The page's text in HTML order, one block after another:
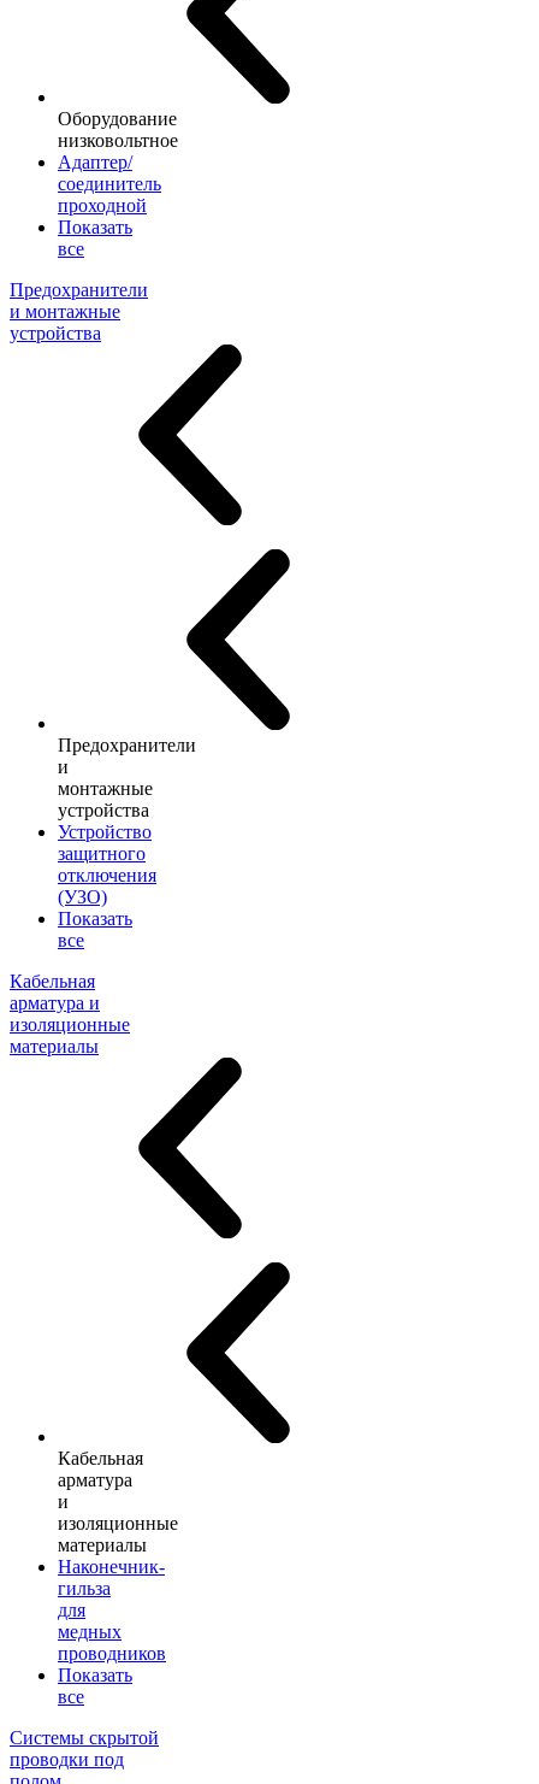
Оборудование
низковольтное
Адаптер/
соединитель
проходной
Показать
все
Предохранители
и монтажные
устройства
Предохранители
и
монтажные
устройства
Устройство
защитного
отключения
(УЗО)
Показать
все
Кабельная
арматура и
изоляционные
материалы
Кабельная
арматура
и
изоляционные
материалы
Наконечник-
гильза
для
медных
проводников
Показать
все
Системы скрытой
проводки под